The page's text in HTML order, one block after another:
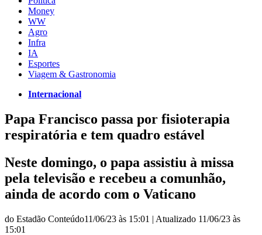
Money
WW
Agro
Infra
IA
Esportes
Viagem & Gastronomia
Internacional
Papa Francisco passa por fisioterapia
respiratória e tem quadro estável
Neste domingo, o papa assistiu à missa
pela televisão e recebeu a comunhão,
ainda de acordo com o Vaticano
do Estadão Conteúdo11/06/23 às 15:01 | Atualizado 11/06/23 às
15:01